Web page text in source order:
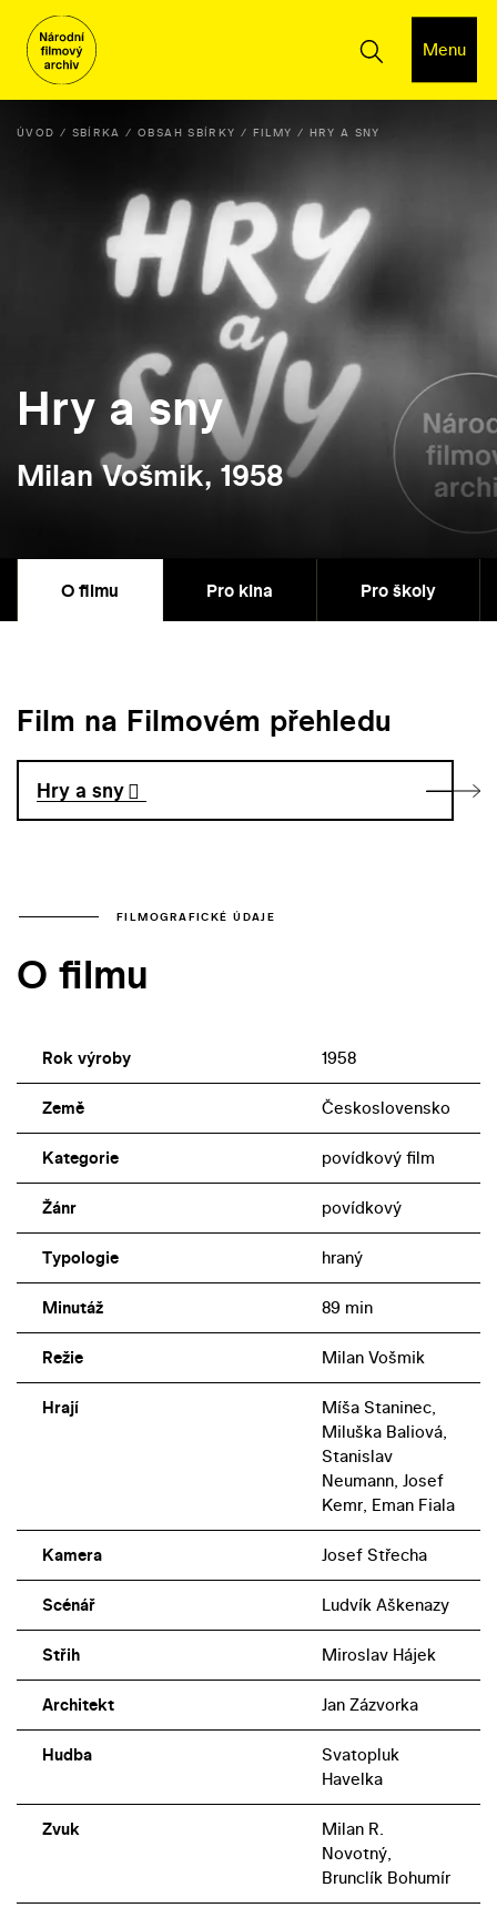
Menu
ÚVOD SBÍRKA OBSAH SBÍRKY FILMY HRY A SNY
Hry a sny
Milan Vošmik, 1958
O filmu Pro kina Pro školy
Film na Filmovém přehledu
Hry a sny
FILMOGRAFICKÉ ÚDAJE
O filmu
Rok výroby 1958
Země Československo
Kategorie povídkový film
Žánr povídkový
Typologie hraný
Minutáž 89 min
Režie Milan Vošmik
Hrají
Míša Staninec,
Miluška Baliová,
Stanislav
Neumann, Josef
Kemr, Eman Fiala
Kamera Josef Střecha
Scénář Ludvík Aškenazy
Střih Miroslav Hájek
Architekt Jan Zázvorka
Hudba
Svatopluk
Havelka
Zvuk
Milan R.
Novotný,
Brunclík Bohumír